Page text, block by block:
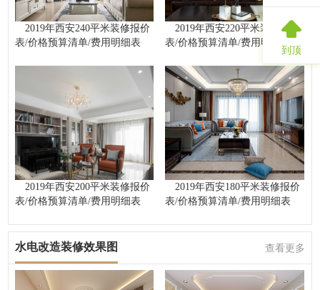
2019年西安240平米装修报价
表/价格预算清单/费用明细表
2019年西安220平米装修报价
表/价格预算清单/费用明细表
2019年西安200平米装修报价
表/价格预算清单/费用明细表
2019年西安180平米装修报价
表/价格预算清单/费用明细表
水电改造装修效果图 查看更多
到顶